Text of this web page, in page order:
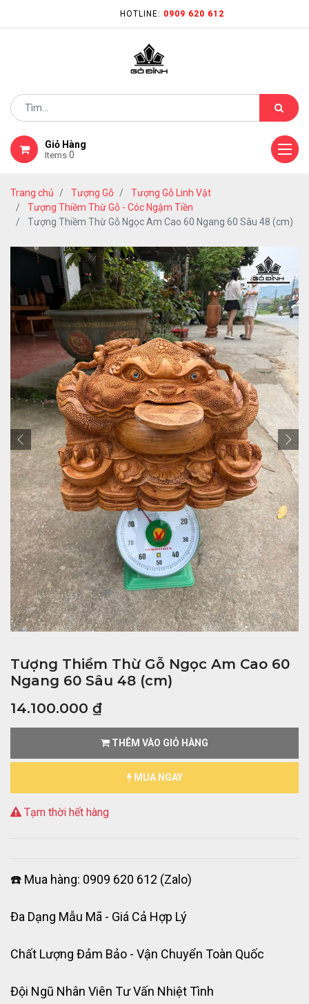
HOTLINE: 0909 620 612
Giỏ Hàng
Items 0
Trang chủ Tượng Gỗ
Tượng Gỗ Linh Vật
Tượng Thiềm Thừ Gỗ - Cóc Ngậm Tiền
Tượng Thiềm Thừ Gỗ Ngọc Am Cao 60 Ngang 60 Sâu 48 (cm)
Tượng Thiềm Thừ Gỗ Ngọc Am Cao 60
Ngang 60 Sâu 48 (cm)
14.100.000 ₫
THÊM VÀO GIỎ HÀNG
MUA NGAY
Tạm thời hết hàng
☎️ Mua hàng: 0909 620 612 (Zalo)
Đa Dạng Mẫu Mã - Giá Cả Hợp Lý
Chất Lượng Đảm Bảo - Vận Chuyển Toàn Quốc
Đội Ngũ Nhân Viên Tư Vấn Nhiệt Tình